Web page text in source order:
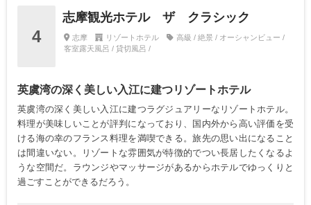
4
志摩観光ホテル ザ クラシック
志摩 リゾートホテル
高級 / 絶景 / オーシャンビュー /
客室露天風呂 / 貸切風呂 /
英虞湾の深く美しい入江に建つリゾートホテル
英虞湾の深く美しい入江に建つラグジュアリーなリゾートホテル。
料理が美味しいことが評判になっており、国内外から高い評価を受
ける海の幸のフランス料理を満喫できる。旅先の思い出になること
は間違いない。リゾートな雰囲気が特徴的でつい長居したくなるよ
うな空間だ。ラウンジやマッサージがあるからホテルでゆっくりと
過ごすことができるだろう。